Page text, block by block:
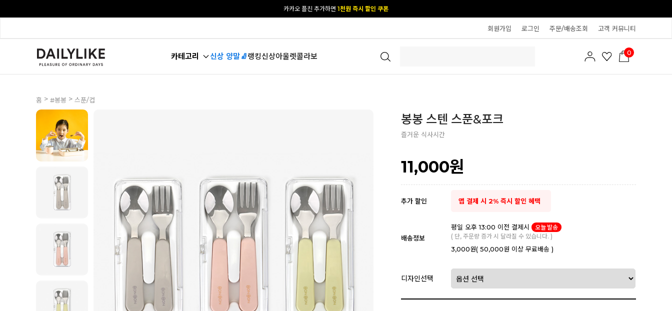
[공식몰 단독] 앱 다운받고2% 결제 할인 받기
회원가입 로그인 주문/배송조회 고객 커뮤니티
카테고리 신상 양말🧦랭킹신상아울렛콜라보 0
홈 > #봉봉 > 스푼/컵
봉봉 스텐 스푼&포크
즐거운 식사시간
11,000원
추가 할인 앱 결제 시 2% 즉시 할인 혜택
배송정보
평일 오후 13:00 이전 결제시
오늘 발송
( 단, 주문량 증가 시 달라질 수 있습니다. )
3,000원( 50,000원 이상 무료배송 )
디자인선택